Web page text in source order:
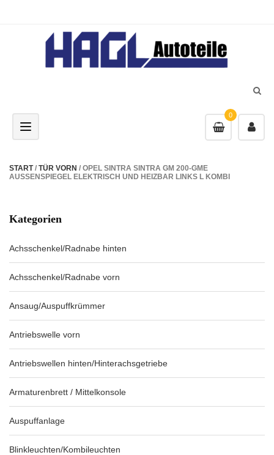
0
Toggle navigation
START/ TÜR VORN / OPEL SINTRA SINTRA GM 200-GME
AUSSENSPIEGEL ELEKTRISCH UND HEIZBAR LINKS L KOMBI
Kategorien
Achsschenkel/Radnabe hinten
Achsschenkel/Radnabe vorn
Ansaug/Auspuffkrümmer
Antriebswelle vorn
Antriebswellen hinten/Hinterachsgetriebe
Armaturenbrett / Mittelkonsole
Auspuffanlage
Blinkleuchten/Kombileuchten